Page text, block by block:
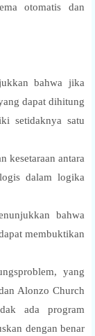
otomatis dan
bahwa jika
dapat dihitung
setidaknya satu
kesetaraan antara
dalam logika
bahwa
membuktikan
yang
Alonzo Church
ada program
dengan benar